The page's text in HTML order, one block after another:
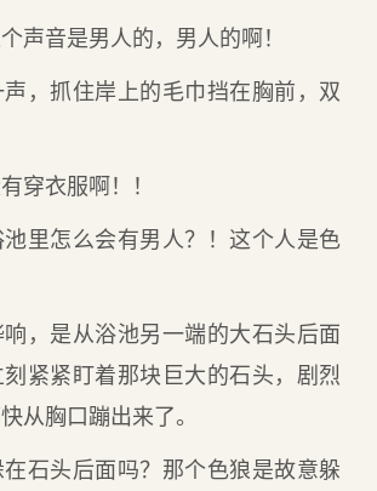
音是男人的，男人的啊！
抓住岸上的毛巾挡在胸前，双
衣服啊！！
怎么会有男人？！这个人是色
是从浴池另一端的大石头后面
紧紧盯着那块巨大的石头，剧烈
从胸口蹦出来了。
头后面吗？那个色狼是故意躲